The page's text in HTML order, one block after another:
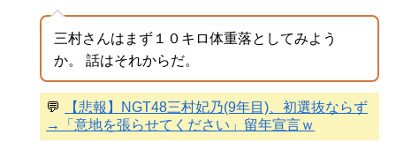
三村さんはまず１０キロ体重落としてみよう
か。 話はそれからだ。
💬
【悲報】NGT48三村妃乃(9年目)、初選抜ならず
→「意地を張らせてください」留年宣言ｗ